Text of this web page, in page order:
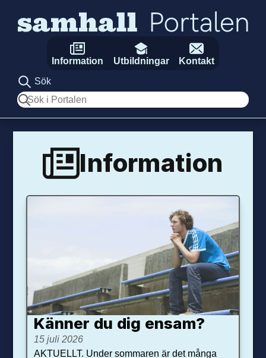
Information Utbildningar
Kontakt
Sök
Sök
Information
Känner du dig ensam?
15 juli 2026
AKTUELLT. Under sommaren är det många